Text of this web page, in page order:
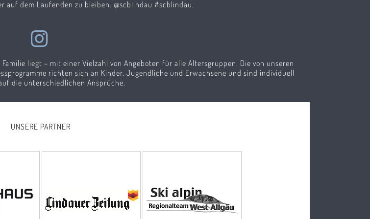
auf dem Laufenden zu bleiben. @scblindau #scblindau.
liegt – mit einer Vielzahl von Angeboten für alle Altersgruppen. Die von unseren
richten sich an Kinder, Jugendliche und Erwachsene und sind individuell
die unterschiedlichen Ansprüche.
UNSERE PARTNER